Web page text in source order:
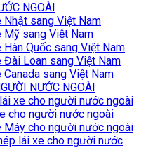
NGOÀI
sang Việt Nam
sang Việt Nam
Quốc sang Việt Nam
Loan sang Việt Nam
sang Việt Nam
NƯỚC NGOÀI
xe cho người nước ngoài
cho người nước ngoài
cho người nước ngoài
lái xe cho người nước